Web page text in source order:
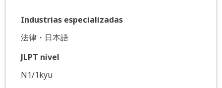
Industrias especializadas
法律・日本語
JLPT nivel
N1/1kyu